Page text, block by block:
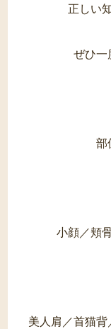
正しい
ぜひ一
部
小顔／頬
美人肩／首猫